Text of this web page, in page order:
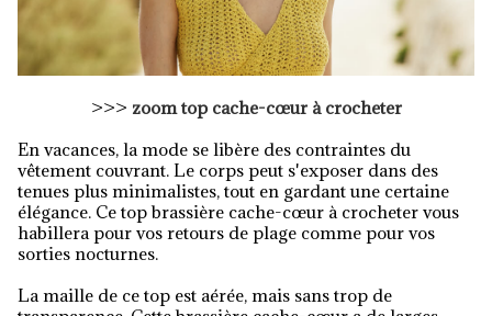
>>> zoom top cache-cœur à crocheter
En vacances, la mode se libère des contraintes du
vêtement couvrant. Le corps peut s'exposer dans des
tenues plus minimalistes, tout en gardant une certaine
élégance. Ce top brassière cache-cœur à crocheter vous
habillera pour vos retours de plage comme pour vos
sorties nocturnes.
La maille de ce top est aérée, mais sans trop de